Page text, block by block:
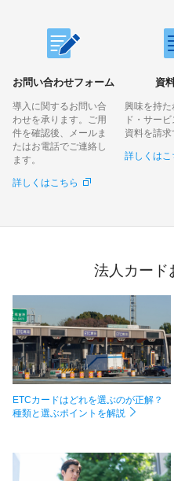
お問い合わせフォーム
導入に関するお問い合
わせを承ります。ご用
件を確認後、メールま
たはお電話でご連絡し
ます。
詳しくはこちら
資
興味を持た
ド・サー
資料を請求
詳しくはこ
法人カード
ETCカードはどれを選ぶのが正解？
種類と選ぶポイントを解説